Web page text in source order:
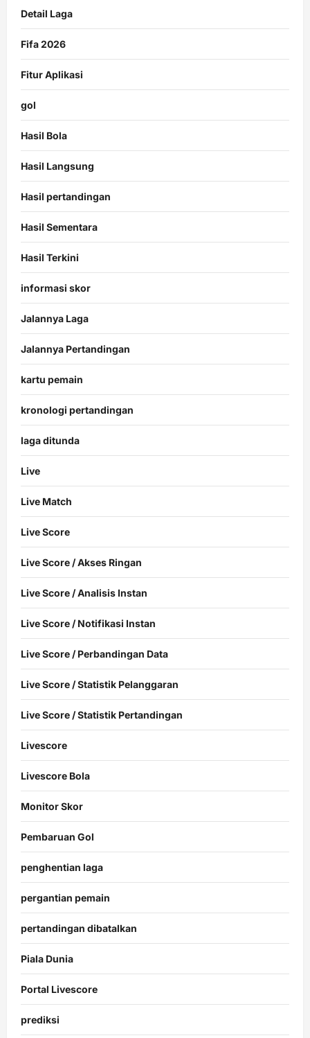
Detail Laga
Fifa 2026
Fitur Aplikasi
gol
Hasil Bola
Hasil Langsung
Hasil pertandingan
Hasil Sementara
Hasil Terkini
informasi skor
Jalannya Laga
Jalannya Pertandingan
kartu pemain
kronologi pertandingan
laga ditunda
Live
Live Match
Live Score
Live Score / Akses Ringan
Live Score / Analisis Instan
Live Score / Notifikasi Instan
Live Score / Perbandingan Data
Live Score / Statistik Pelanggaran
Live Score / Statistik Pertandingan
Livescore
Livescore Bola
Monitor Skor
Pembaruan Gol
penghentian laga
pergantian pemain
pertandingan dibatalkan
Piala Dunia
Portal Livescore
prediksi